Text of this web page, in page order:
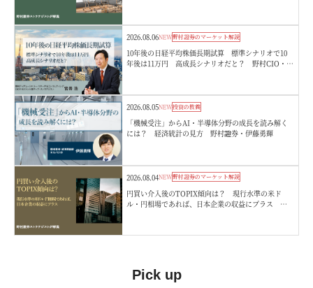
2026.08.06NEW野村證券のマーケット解説
10年後の日経平均株価長期試算 標準シナリオで10
年後は11万円 高成長シナリオだと？ 野村CIO・宮
2026.08.05NEW投資の教養
「機械受注」からAI・半導体分野の成長を読み解く
には？ 経済統計の見方 野村證券・伊藤勇輝
2026.08.04NEW野村證券のマーケット解説
円買い介入後のTOPIX傾向は？ 現行水準の米ド
ル・円相場であれば、日本企業の収益にプラス 野
Pick up